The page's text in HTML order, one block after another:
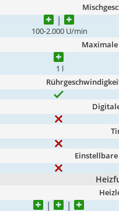
100-2.000 U/min
1 l